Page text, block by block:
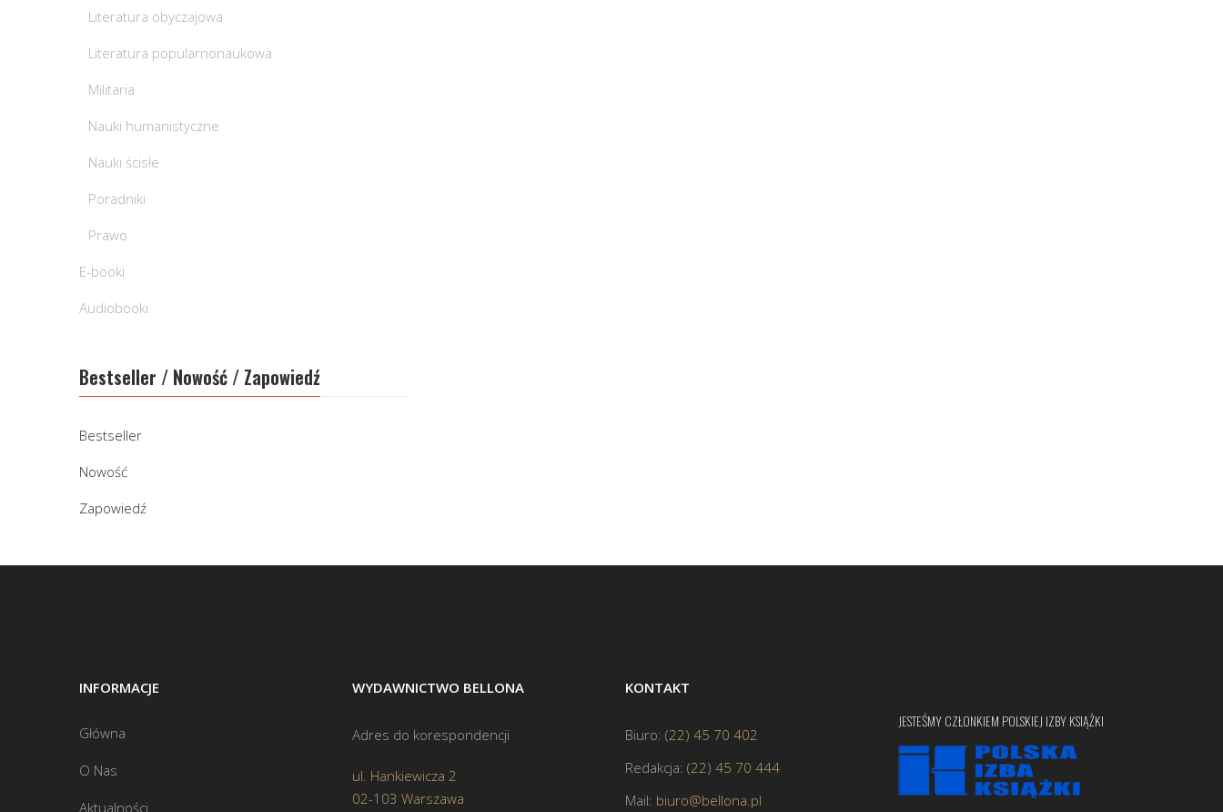
Literatura obyczajowa
Literatura popularnonaukowa
Militaria
Nauki humanistyczne
Nauki ścisłe
Poradniki
Prawo
E-booki
Audiobooki
Bestseller / Nowość / Zapowiedź
Bestseller
Nowość
Zapowiedź
INFORMACJE
Główna
O Nas
Aktualności
WYDAWNICTWO BELLONA
Adres do korespondencji
ul. Hankiewicza 2
02-103 Warszawa
KONTAKT
Biuro: (22) 45 70 402
Redakcja: (22) 45 70 444
Mail: biuro@bellona.pl
JESTEŚMY CZŁONKIEM POLSKIEJ IZBY KSIĄŻKI